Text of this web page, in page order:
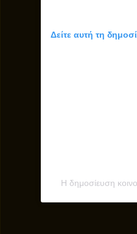
Δείτε αυτή τη
Η δημοσίευση